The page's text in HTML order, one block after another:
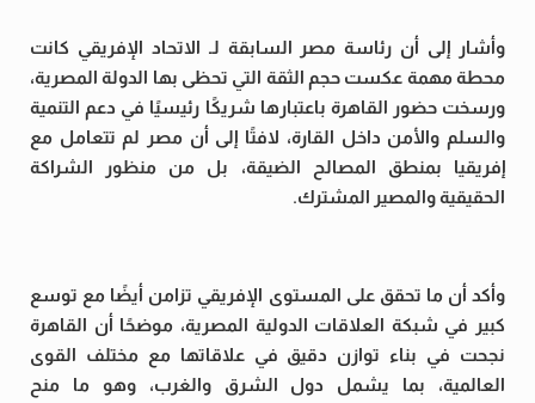
وأشار إلى أن رئاسة مصر السابقة لـ الاتحاد الإفريقي كانت
محطة مهمة عكست حجم الثقة التي تحظى بها الدولة المصرية،
ورسخت حضور القاهرة باعتبارها شريكًا رئيسيًا في دعم التنمية
والسلم والأمن داخل القارة، لافتًا إلى أن مصر لم تتعامل مع
إفريقيا بمنطق المصالح الضيقة، بل من منظور الشراكة
الحقيقية والمصير المشترك.
وأكد أن ما تحقق على المستوى الإفريقي تزامن أيضًا مع توسع
كبير في شبكة العلاقات الدولية المصرية، موضحًا أن القاهرة
نجحت في بناء توازن دقيق في علاقاتها مع مختلف القوى
العالمية، بما يشمل دول الشرق والغرب، وهو ما منح